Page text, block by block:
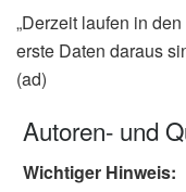
„Derzeit laufen in
erste Daten daraus
(ad)
Autoren- und
Wichtiger Hinweis: